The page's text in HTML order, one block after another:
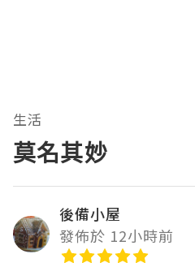
生活
莫名其妙
後備小屋
發佈於 12小時前